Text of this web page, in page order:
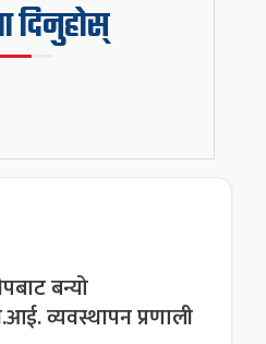
दिनुहोस्
बन्यो
व्यवस्थापन प्रणाली